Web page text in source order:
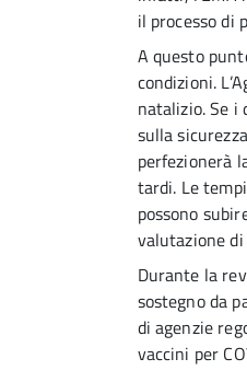
il processo di
A questo
condizioni.
natalizio. Se
sulla
perfezionerà
tardi. Le
possono
valutazione
Durante la
sostegno da
di agenzie
vaccini per